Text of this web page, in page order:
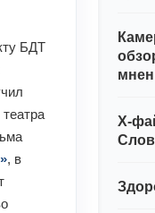
БДТ
, в
Х-